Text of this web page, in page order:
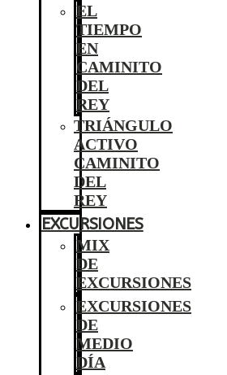
EL
TIEMPO
EN
CAMINITO
DEL
REY
TRIÁNGULO
ACTIVO
CAMINITO
DEL
REY
EXCURSIONES
MIX
DE
EXCURSIONES
EXCURSIONES
DE
MEDIO
DÍA